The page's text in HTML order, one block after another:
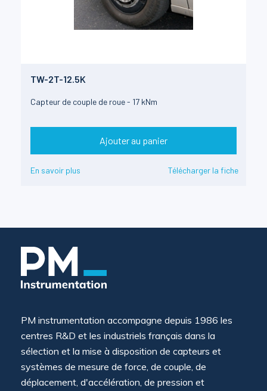
TW-2T-12.5K
Capteur de couple de roue - 17 kNm
Ajouter au panier
En savoir plus Télécharger la fiche
PM instrumentation accompagne depuis 1986 les
centres R&D et les industriels français dans la
sélection et la mise à disposition de capteurs et
systèmes de mesure de force, de couple, de
déplacement, d'accélération, de pression et